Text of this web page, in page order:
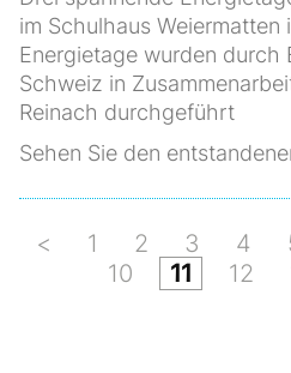
im Schulhaus Weiermatten
Energietage wurden durch
Schweiz in
Reinach durchgeführt
Sehen Sie den
< 1 2 3 4
10
11 12